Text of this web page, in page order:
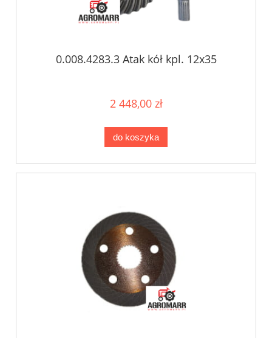
0.008.4283.3 Atak kół kpl. 12x35
2 448,00 zł
do koszyka